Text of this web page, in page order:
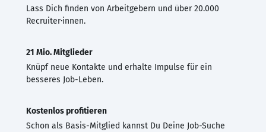
Lass Dich finden von Arbeitgebern und über 20.000
Recruiter·innen.
21 Mio. Mitglieder
Knüpf neue Kontakte und erhalte Impulse für ein
besseres Job-Leben.
Kostenlos profitieren
Schon als Basis-Mitglied kannst Du Deine Job-Suche